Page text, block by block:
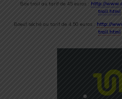
Box trail au tarif de 45 euros : http://
trail.html
Boeuf séché au tarif de 4,50 euros : http://
trail.html